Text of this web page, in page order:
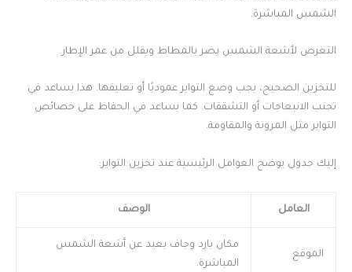
الشمس المباشرة.
التعرض لأشعة الشمس يضر بالمطاط ويقلل من عمر الإطار.
للتخزين الصحيح، يجب وضع التواير عموديًا أو تعليقها. هذا يساعد في
تجنب الانبعاجات أو التشققات. كما يساعد في الحفاظ على خصائص
التواير مثل المرونة والمقاومة.
إليك جدول يوضح العوامل الرئيسية عند تخزين التواير:
العامل الوصف
الموقع
مكان بارد وجاف بعيد عن أشعة الشمس
المباشرة.